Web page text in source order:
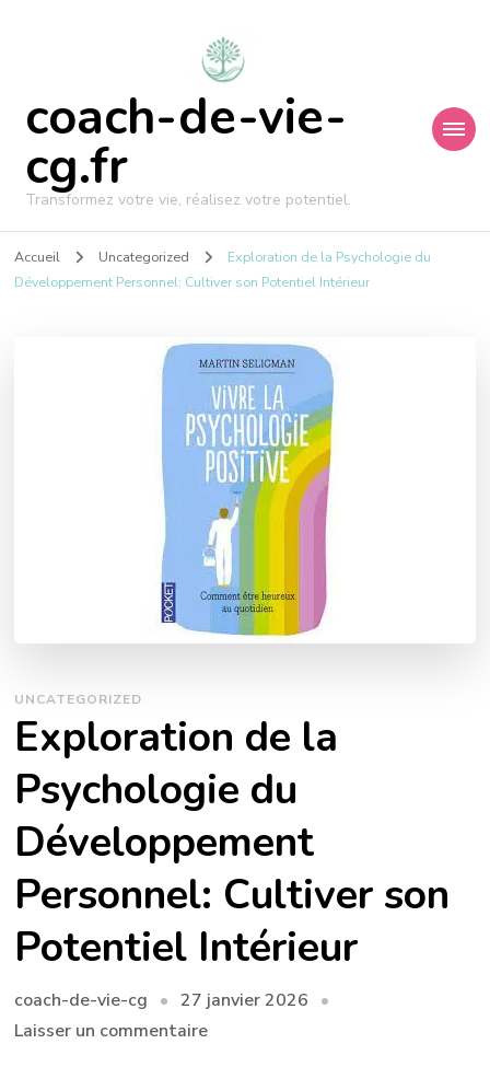
coach-de-vie-
cg.fr
Transformez votre vie, réalisez votre potentiel.
Accueil Uncategorized
Exploration de la Psychologie du
Développement Personnel: Cultiver son Potentiel Intérieur
UNCATEGORIZED
Exploration de la
Psychologie du
Développement
Personnel: Cultiver son
Potentiel Intérieur
coach-de-vie-cg
27 janvier 2026
Laisser un commentairesur